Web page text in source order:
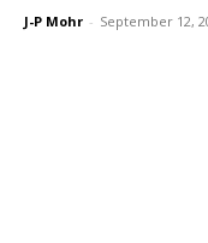
J-P Mohr - September 12,